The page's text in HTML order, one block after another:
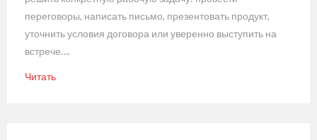
переговоры, написать письмо, презентовать продукт,
уточнить условия договора или уверенно выступить на
встрече….
Читать